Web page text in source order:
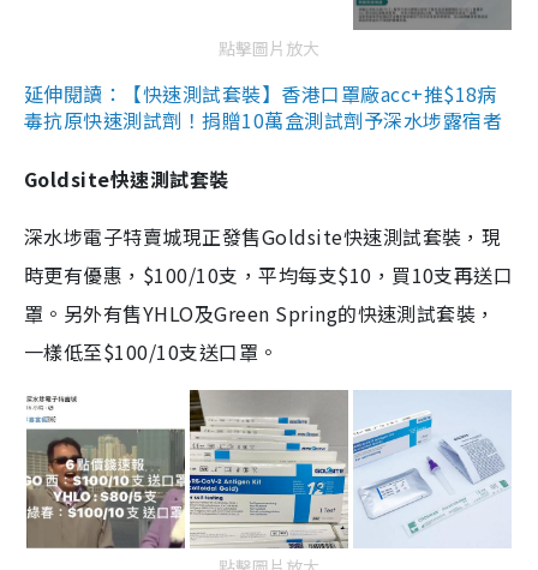
點擊圖片放大
延伸閱讀：【快速測試套裝】香港口罩廠acc+推$18病
毒抗原快速測試劑！捐贈10萬盒測試劑予深水埗露宿者
Goldsite快速測試套裝
深水埗電子特賣城現正發售Goldsite快速測試套裝，現
時更有優惠，$100/10支，平均每支$10，買10支再送口
罩。另外有售YHLO及Green Spring的快速測試套裝，
一樣低至$100/10支送口罩。